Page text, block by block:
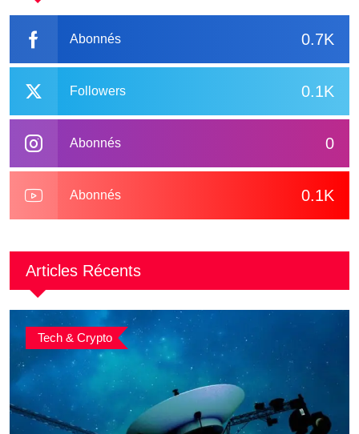
0.7K
Abonnés
0.1K
Followers
0
Abonnés
0.1K
Abonnés
Articles Récents
Tech & Crypto